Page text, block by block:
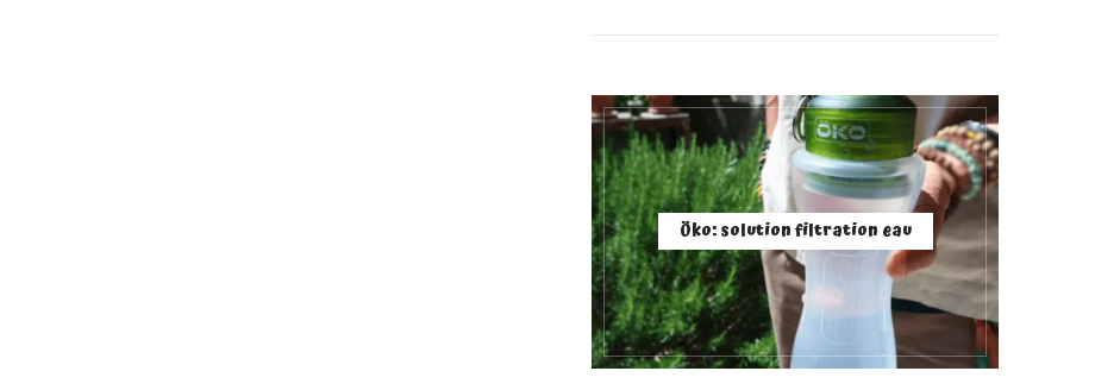
Öko: solution filtration eau